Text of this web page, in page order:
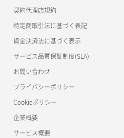
サーバー再構築（OS再インストール）
サーバー利用状況グラフ（ディスクIO）
サーバー削除
ポート作成（ローカルネットワーク用）
ポート作成（追加IP用）
ポート削除
ポート詳細取得
リスナー詳細取得
ロードバランサー一覧取得
ロードバランサー削除
ロードバランサー更新
ロードバランサー詳細取得
ロードバランサー追加
公開API(ConoHa VPS Ver.2.0)
契約代理店規約
特定商取引法に基づく表記
資金決済法に基づく表示
サービス品質保証制度(SLA)
お問い合わせ
プライバシーポリシー
Cookieポリシー
企業概要
サービス概要